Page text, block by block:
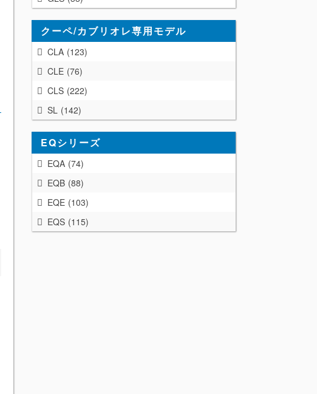
クーペ/カブリオレ専用モデル
CLA 123
CLE 76
CLS 222
SL 142
EQシリーズ
EQA 74
EQB 88
EQE 103
EQS 115